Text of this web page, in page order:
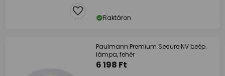
Raktáron
Paulmann Premium Secure NV beép.
lámpa, fehér
6 198 Ft